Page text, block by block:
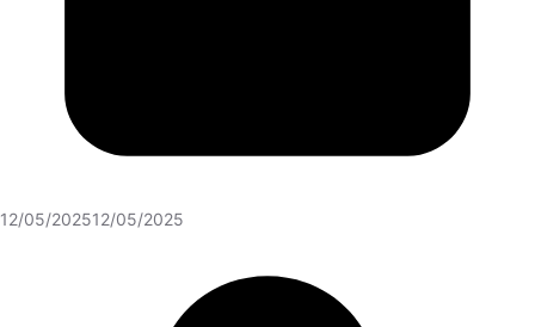
12/05/202512/05/2025